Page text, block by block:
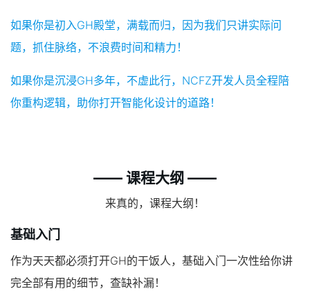
如果你是初入GH殿堂，满载而归，因为我们只讲实际问
题，抓住脉络，不浪费时间和精力！
如果你是沉浸GH多年，不虚此行，NCFZ开发人员全程陪
你重构逻辑，助你打开智能化设计的道路！
—— 课程大纲 ——
来真的，课程大纲！
基础入门
作为天天都必须打开GH的干饭人，基础入门一次性给你讲
完全部有用的细节，查缺补漏！